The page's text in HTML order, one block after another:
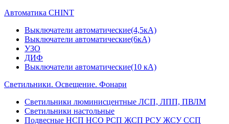
Автоматика CHINT
Выключатели автоматические(4,5кА)
Выключатели автоматические(6кА)
УЗО
ДИФ
Выключатели автоматические(10 кА)
Светильники. Освещение. Фонари
Светильники люминисцентные ЛСП, ЛПП, ПВЛМ
Светильники настольные
Подвесные НСП НСО РСП ЖСП РСУ ЖСУ ССП